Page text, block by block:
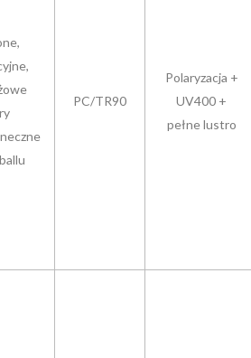
PC/TR90
Polaryzacja +
UV400 +
pełne lustro